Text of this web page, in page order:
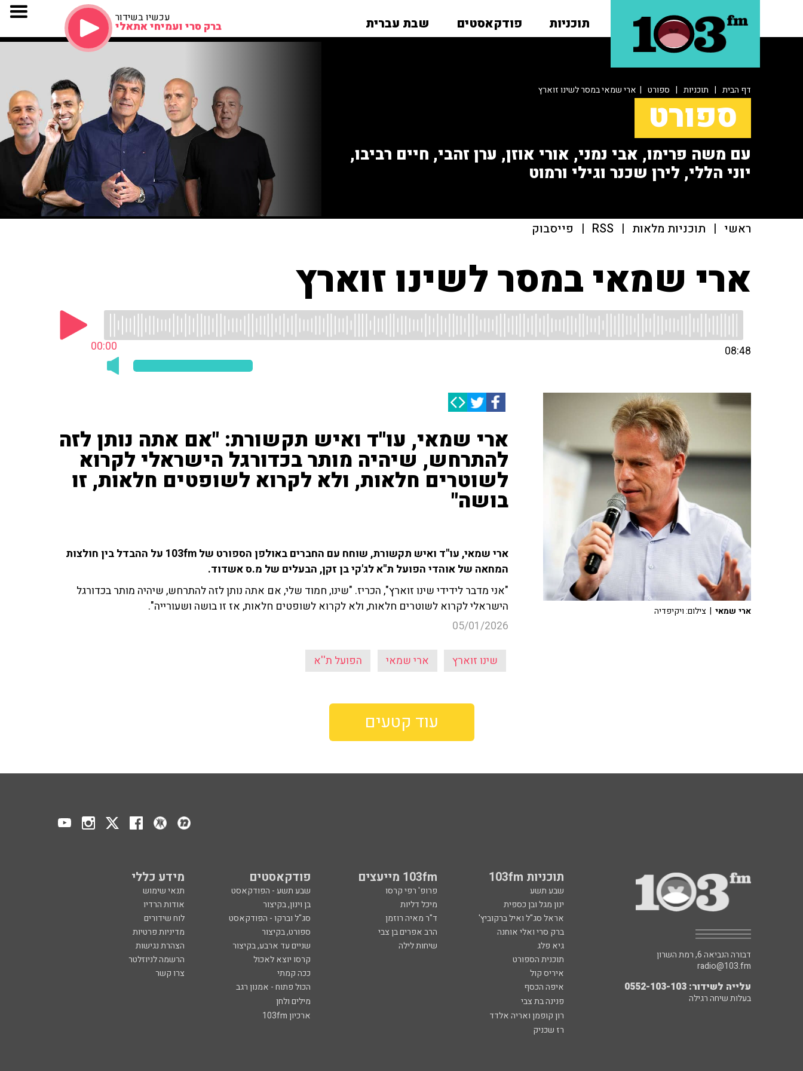
תוכניות פודקאסטים שבת עברית עכשיו בשידור
ברק סרי ועמיחי אתאלי
דף הבית | תוכניות | ספורט | ארי שמאי במסר לשינו זוארץ
ספורט
עם משה פרימו, אבי נמני, אורי אוזן, ערן זהבי, חיים רביבו,
יוני הללי, לירן שכנר וגילי ורמוט
ראשי | תוכניות מלאות |
RSS
| פייסבוק
ארי שמאי במסר לשינו זוארץ
00:00 08:48
ארי שמאי, עו''ד ואיש תקשורת: "אם אתה נותן לזה
להתרחש, שיהיה מותר בכדורגל הישראלי לקרוא
לשוטרים חלאות, ולא לקרוא לשופטים חלאות, זו
בושה"
ארי שמאי, עו''ד ואיש תקשורת, שוחח עם החברים באולפן הספורט של 103fm על ההבדל בין חולצות
המחאה של אוהדי הפועל ת''א לג'קי בן זקן, הבעלים של מ.ס אשדוד.
"אני מדבר לידידי שינו זוארץ", הכריז. "שינו, חמוד שלי, אם אתה נותן לזה להתרחש, שיהיה מותר בכדורגל
הישראלי לקרוא לשוטרים חלאות, ולא לקרוא לשופטים חלאות, אז זו בושה ושעורייה".
05/01/2026
שינו זוארץ ארי שמאי הפועל ת''א
ארי שמאי | צילום: ויקיפדיה
עוד קטעים
תוכניות 103fm 103fm מייעצים פודקאסטים מידע כללי
שבע תשע פרופ' רפי קרסו שבע תשע - הפודקאסט
תנאי שימוש
ינון מגל ובן כספית
מיכל דליות בן וינון, בקיצור
אודות הרדיו
אראל סג"ל ואיל ברקוביץ'
ד"ר מאיה רוזמן סג"ל וברקו - הפודקאסט
לוח שידורים
ברק סרי ואלי אוחנה
הרב אפרים בן צבי ספורט, בקיצור
מדיניות פרטיות
גיא פלג
שיחות לילה שניים עד ארבע, בקיצור
הצהרת נגישות
תוכנית הספורט
קרסו יוצא לאכול
הרשמה לניוזלטר
איריס קול
ככה קמתי
צרו קשר
איפה הכסף
הכול פתוח - אמנון רגב
פנינה בת צבי
מילים ולחן
רון קופמן ואריה אלדד
ארכיון 103fm
רז שכניק
דבורה הנביאה 6, רמת השרון
radio@103.fm
עלייה לשידור: 0552-103-103
בעלות שיחה רגילה